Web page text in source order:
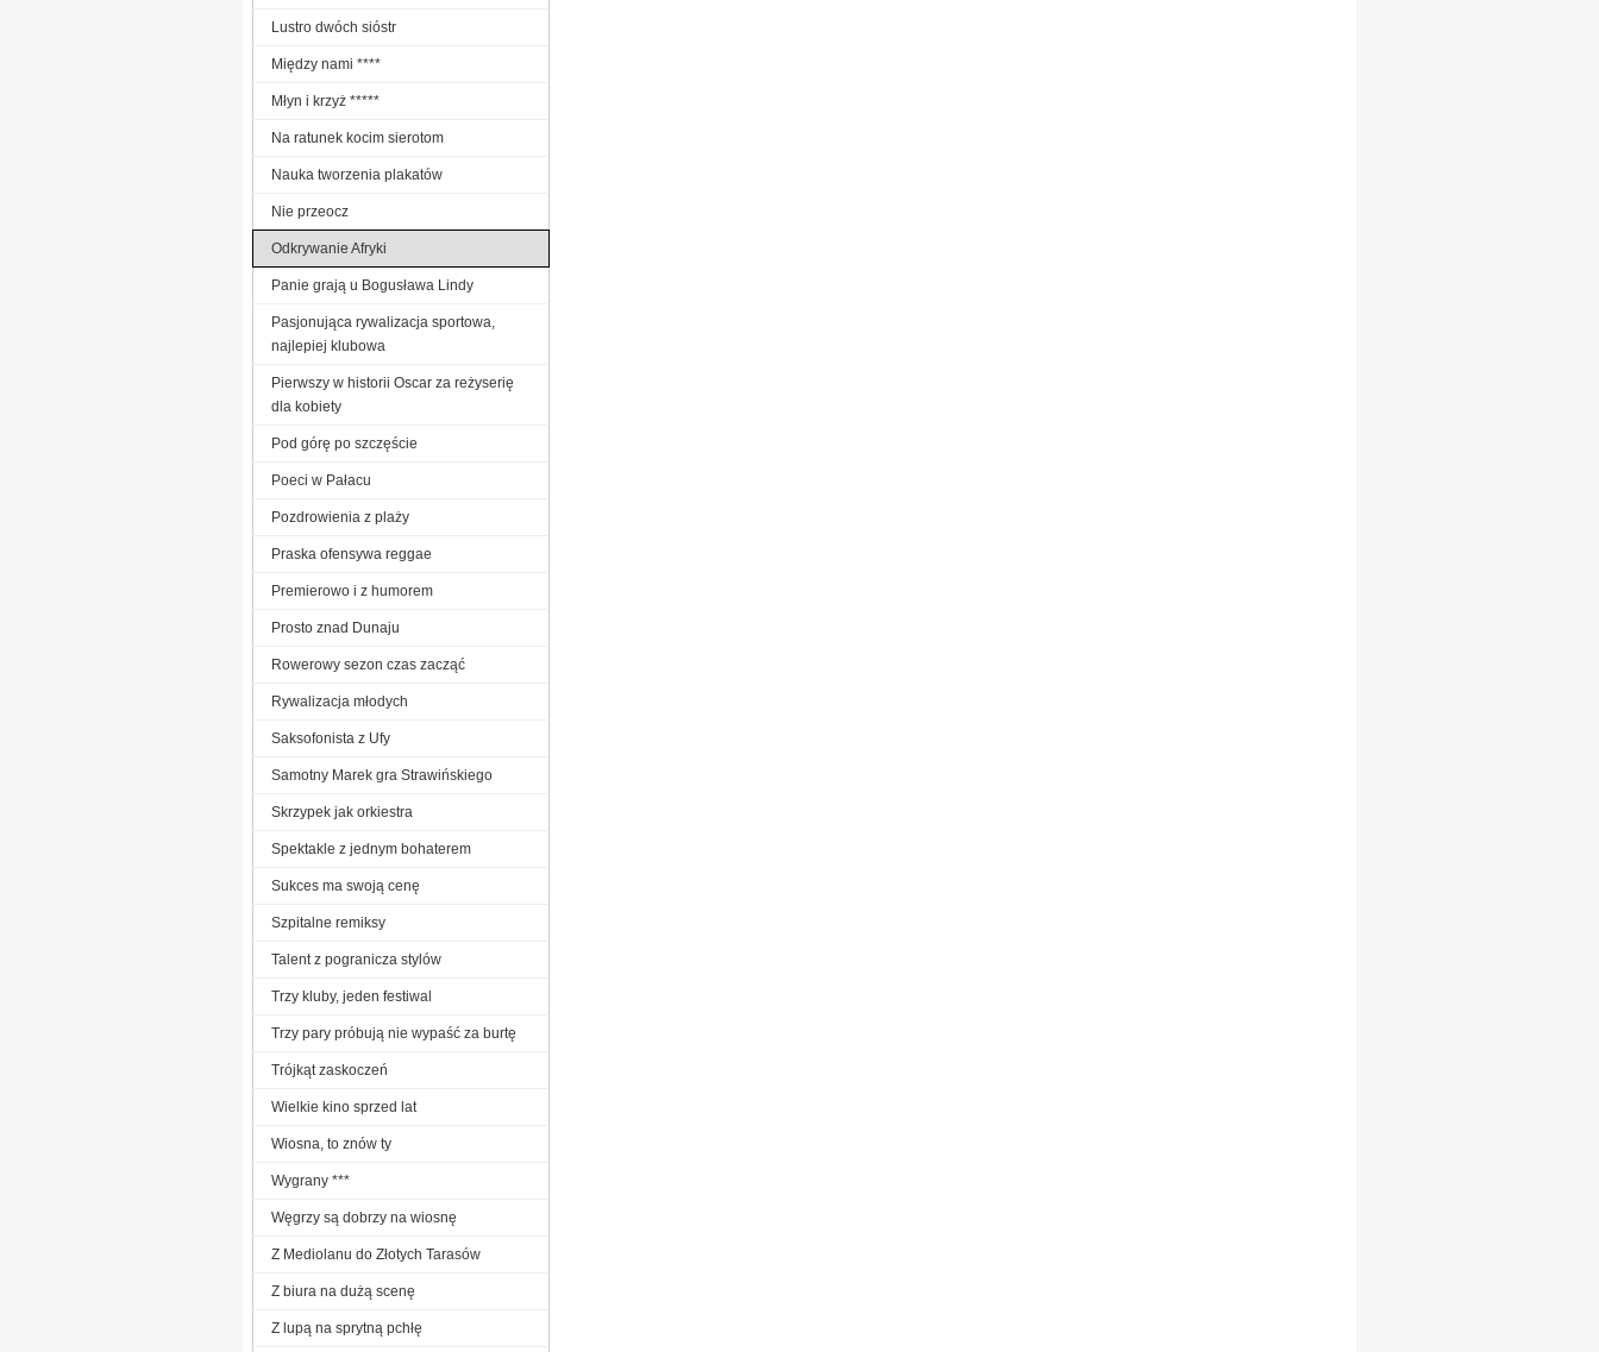
Lustro dwóch sióstr
Między nami ****
Młyn i krzyż *****
Na ratunek kocim sierotom
Nauka tworzenia plakatów
Nie przeocz
Odkrywanie Afryki
Panie grają u Bogusława Lindy
Pasjonująca rywalizacja sportowa,
najlepiej klubowa
Pierwszy w historii Oscar za reżyserię
dla kobiety
Pod górę po szczęście
Poeci w Pałacu
Pozdrowienia z plaży
Praska ofensywa reggae
Premierowo i z humorem
Prosto znad Dunaju
Rowerowy sezon czas zacząć
Rywalizacja młodych
Saksofonista z Ufy
Samotny Marek gra Strawińskiego
Skrzypek jak orkiestra
Spektakle z jednym bohaterem
Sukces ma swoją cenę
Szpitalne remiksy
Talent z pogranicza stylów
Trzy kluby, jeden festiwal
Trzy pary próbują nie wypaść za burtę
Trójkąt zaskoczeń
Wielkie kino sprzed lat
Wiosna, to znów ty
Wygrany ***
Węgrzy są dobrzy na wiosnę
Z Mediolanu do Złotych Tarasów
Z biura na dużą scenę
Z lupą na sprytną pchłę